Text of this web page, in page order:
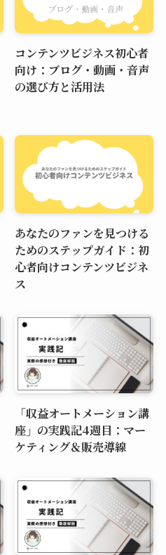
コンテンツビジネス初心者
向け：ブログ・動画・音声
の選び方と活用法
あなたのファンを見つける
ためのステップガイド：初
心者向けコンテンツビジネ
ス
「収益オートメーション講
座」の実践記4週目：マー
ケティング＆販売導線